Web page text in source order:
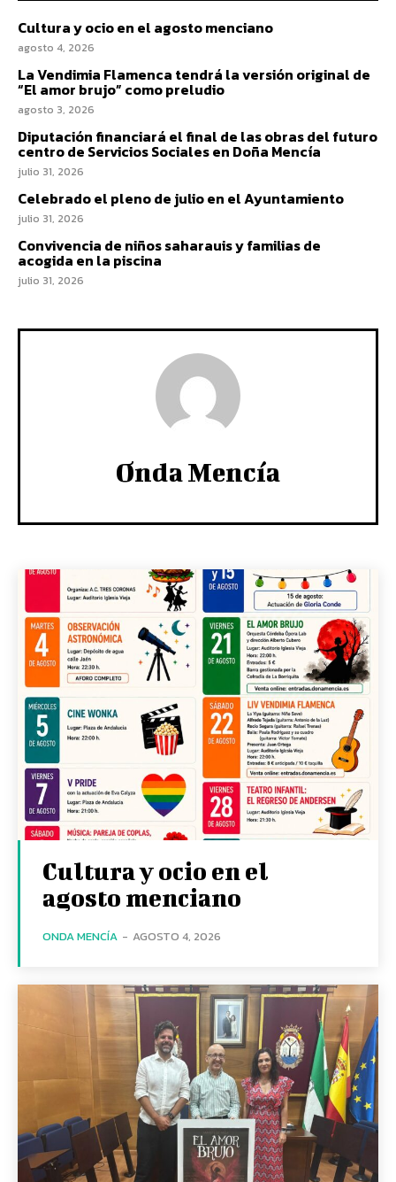
Cultura y ocio en el agosto menciano
agosto 4, 2026
La Vendimia Flamenca tendrá la versión original de
“El amor brujo” como preludio
agosto 3, 2026
Diputación financiará el final de las obras del futuro
centro de Servicios Sociales en Doña Mencía
julio 31, 2026
Celebrado el pleno de julio en el Ayuntamiento
julio 31, 2026
Convivencia de niños saharauis y familias de
acogida en la piscina
julio 31, 2026
Onda Mencía
Cultura y ocio en el
agosto menciano
ONDA MENCÍA - AGOSTO 4, 2026